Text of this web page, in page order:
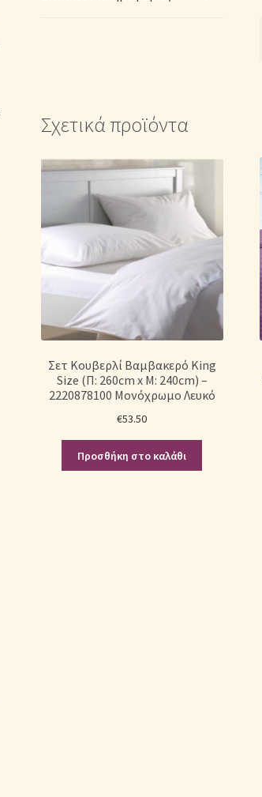
Σχετικά προϊόντα
Σετ Κουβερλί Βαμβακερό King
Size (Π: 260cm x Μ: 240cm) –
2220878100 Μονόχρωμο Λευκό
€53.50
Προσθήκη στο καλάθι